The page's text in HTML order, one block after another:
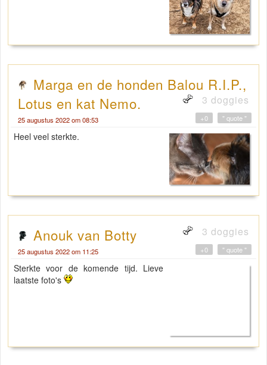
Marga en de honden Balou R.I.P.,
Lotus en kat Nemo.
3 doggies
25 augustus 2022 om 08:53 " quote "
+0
Heel veel sterkte.
Anouk van Botty 3 doggies
25 augustus 2022 om 11:25 " quote "
+0
Sterkte voor de komende tijd. Lieve
laatste foto's